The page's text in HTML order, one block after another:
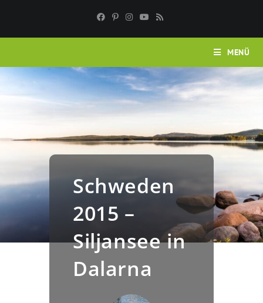
springen
MENÜ
Schweden
2015 –
Siljansee in
Dalarna